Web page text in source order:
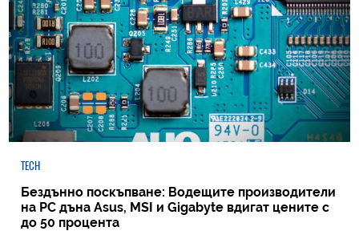
TECH
Бездънно поскъпване: Водещите производители
на РС дъна Asus, MSI и Gigabyte вдигат цените с
до 50 процента